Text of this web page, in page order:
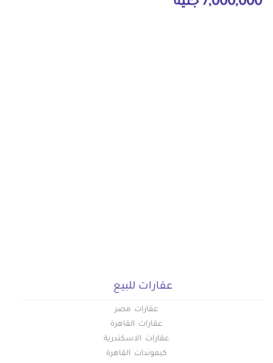
7,000,000 جنيه
عقارات للبيع
عقارات مصر
عقارات القاهرة
عقارات الاسكندرية
كبموندات القاهرة